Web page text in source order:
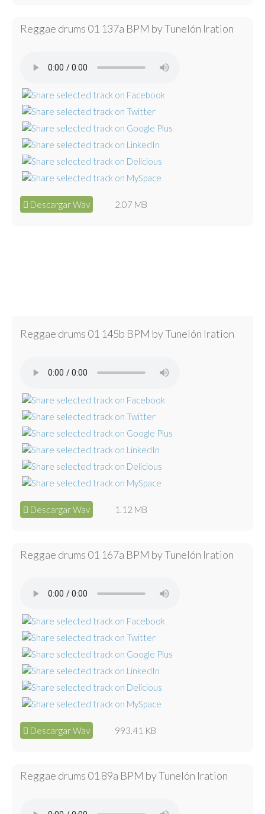
Reggae drums 01 137a BPM by Tunelón Iration
Descargar Wav 2.07 MB
Reggae drums 01 145b BPM by Tunelón Iration
Descargar Wav 1.12 MB
Reggae drums 01 167a BPM by Tunelón Iration
Descargar Wav 993.41 KB
Reggae drums 01 89a BPM by Tunelón Iration